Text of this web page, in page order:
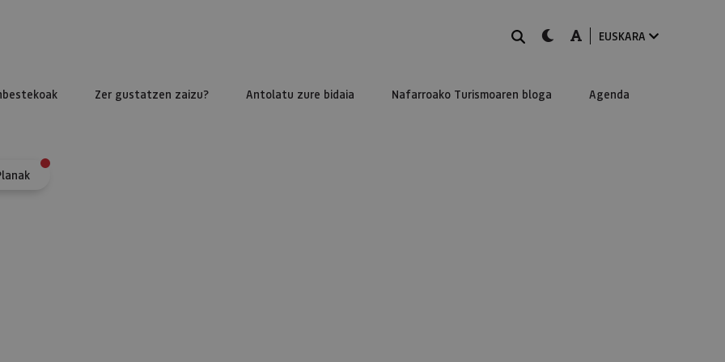
BILATUdark-mode
A-modeEUSKARA
Zer gustatzen zaizu? Antolatu zure bidaia Nafarroako Turismoaren bloga Agenda